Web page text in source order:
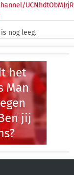
nog leeg.
het
Man
jij